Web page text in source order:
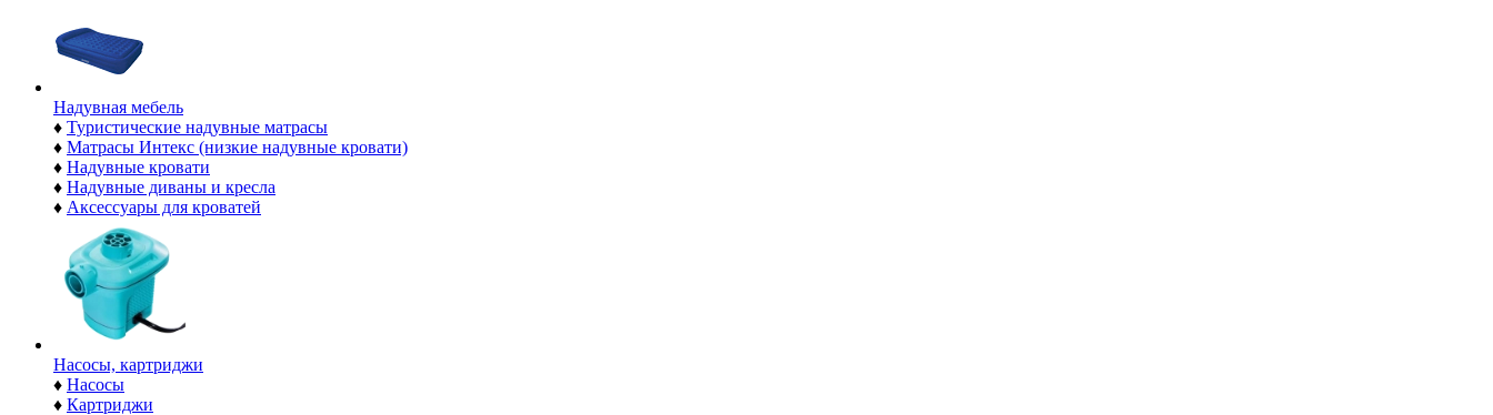
Надувная мебель
♦ Туристические надувные матрасы
♦ Матрасы Интекс (низкие надувные кровати)
♦ Надувные кровати
♦ Надувные диваны и кресла
♦ Аксессуары для кроватей
Насосы, картриджи
♦ Насосы
♦ Картриджи